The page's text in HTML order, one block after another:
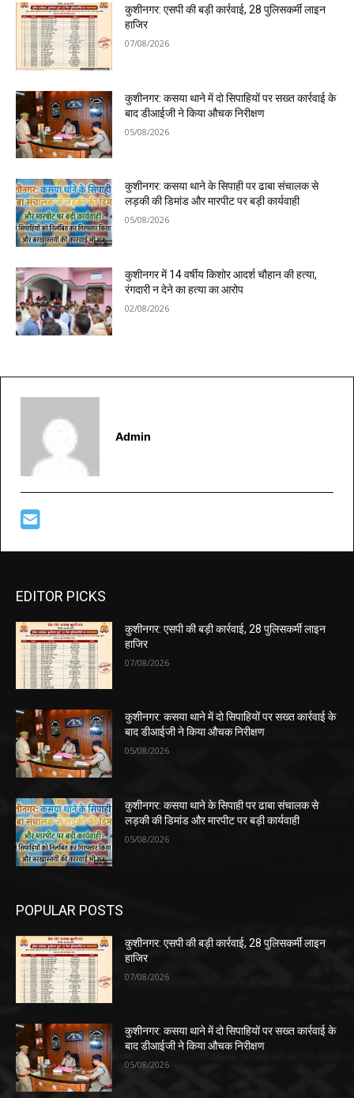
कुशीनगर: एसपी की बड़ी कार्रवाई, 28 पुलिसकर्मी लाइन
हाजिर
07/08/2026
कुशीनगर: कसया थाने में दो सिपाहियों पर सख्त कार्रवाई के
बाद डीआईजी ने किया औचक निरीक्षण
05/08/2026
कुशीनगर: कसया थाने के सिपाही पर ढाबा संचालक से
लड़की की डिमांड और मारपीट पर बड़ी कार्यवाही
05/08/2026
कुशीनगर में 14 वर्षीय किशोर आदर्श चौहान की हत्या,
रंगदारी न देने का हत्या का आरोप
02/08/2026
Admin
EDITOR PICKS
कुशीनगर: एसपी की बड़ी कार्रवाई, 28 पुलिसकर्मी लाइन
हाजिर
07/08/2026
कुशीनगर: कसया थाने में दो सिपाहियों पर सख्त कार्रवाई के
बाद डीआईजी ने किया औचक निरीक्षण
05/08/2026
कुशीनगर: कसया थाने के सिपाही पर ढाबा संचालक से
लड़की की डिमांड और मारपीट पर बड़ी कार्यवाही
05/08/2026
POPULAR POSTS
कुशीनगर: एसपी की बड़ी कार्रवाई, 28 पुलिसकर्मी लाइन
हाजिर
07/08/2026
कुशीनगर: कसया थाने में दो सिपाहियों पर सख्त कार्रवाई के
बाद डीआईजी ने किया औचक निरीक्षण
05/08/2026